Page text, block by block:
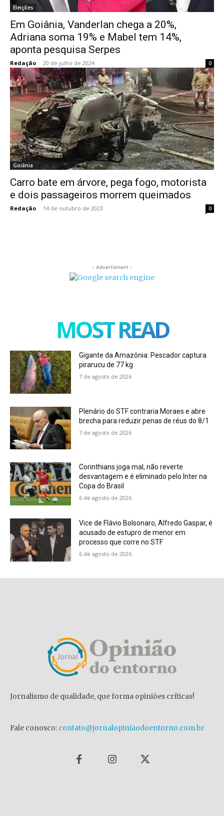
Eleições
Em Goiânia, Vanderlan chega a 20%,
Adriana soma 19% e Mabel tem 14%,
aponta pesquisa Serpes
Redação - 20 de julho de 2024 0
Goiânia
Carro bate em árvore, pega fogo, motorista
e dois passageiros morrem queimados
Redação - 14 de outubro de 2023 0
- Advertisment -
MOST READ
Gigante da Amazônia: Pescador captura
pirarucu de 77 kg
7 de agosto de 2026
Plenário do STF contraria Moraes e abre
brecha para reduzir penas de réus do 8/1
7 de agosto de 2026
Corinthians joga mal, não reverte
desvantagem e é eliminado pelo Inter na
Copa do Brasil
6 de agosto de 2026
Vice de Flávio Bolsonaro, Alfredo Gaspar, é
acusado de estupro de menor em
processo que corre no STF
6 de agosto de 2026
Jornalismo de qualidade, que forma opiniões críticas!
Fale conosco: contato@jornalopiniaodoentorno.com.br